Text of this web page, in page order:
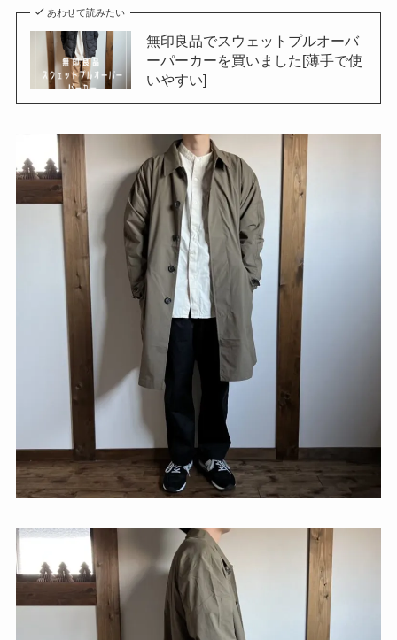
あわせて読みたい
無印良品でスウェットプルオーバ
ーパーカーを買いました[薄手で使
いやすい]